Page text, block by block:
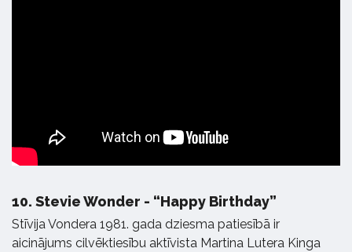
10. Stevie Wonder - “Happy Birthday”
Stīvija Vondera 1981. gada dziesma patiesībā ir
aicinājums cilvēktiesību aktīvista Martina Lutera Kinga